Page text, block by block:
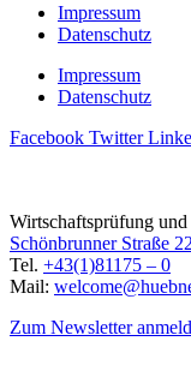
Impressum
Datenschutz
Impressum
Datenschutz
Facebook Twitter
Wirtschaftsprüfung
Schönbrunner Straße
Tel. +43(1)81175 – 0
Mail:
Zum Newsletter